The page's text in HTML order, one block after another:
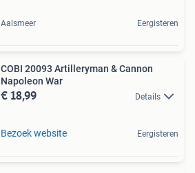
Aalsmeer Eergisteren
COBI 20093 Artilleryman & Cannon
Napoleon War
€ 18,99 Details
Bezoek website Eergisteren